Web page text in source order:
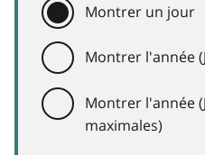
Montrer un jour
Montrer l'année
Montrer l'année
maximales)